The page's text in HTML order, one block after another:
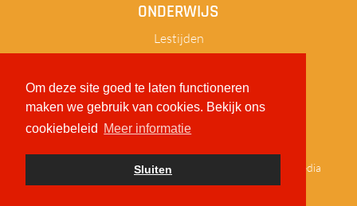
Om deze site goed te laten functioneren
maken we gebruik van cookies. Bekijk ons
cookiebeleid
Meer informatie
Sluiten
ONDERWIJS
Lestijden
Sitemap Privacy
Reynaertcollege TiDi Media